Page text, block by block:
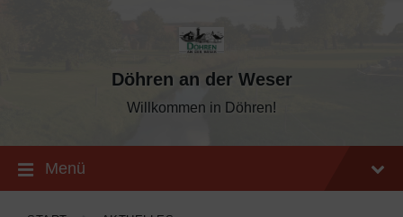
Döhren an der Weser
Willkommen in Döhren!
Menü